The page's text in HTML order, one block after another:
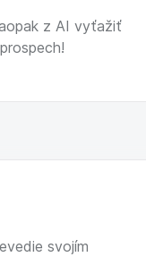
z AI vyťažiť
svojím